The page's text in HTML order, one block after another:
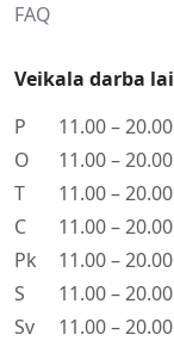
FAQ
Veikala darba
P
11.00 – 20.00
O
11.00 – 20.00
T
11.00 – 20.00
C
11.00 – 20.00
Pk
11.00 – 20.00
S
11.00 – 20.00
Sv
11.00 – 20.00